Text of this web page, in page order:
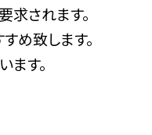
されます。
め致します。
ます。